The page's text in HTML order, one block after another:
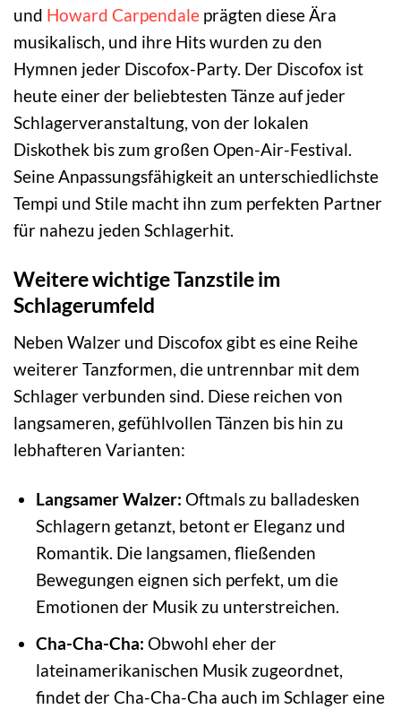
und Howard Carpendale prägten diese Ära
musikalisch, und ihre Hits wurden zu den
Hymnen jeder Discofox-Party. Der Discofox ist
heute einer der beliebtesten Tänze auf jeder
Schlagerveranstaltung, von der lokalen
Diskothek bis zum großen Open-Air-Festival.
Seine Anpassungsfähigkeit an unterschiedlichste
Tempi und Stile macht ihn zum perfekten Partner
für nahezu jeden Schlagerhit.
Weitere wichtige Tanzstile im
Schlagerumfeld
Neben Walzer und Discofox gibt es eine Reihe
weiterer Tanzformen, die untrennbar mit dem
Schlager verbunden sind. Diese reichen von
langsameren, gefühlvollen Tänzen bis hin zu
lebhafteren Varianten:
Langsamer Walzer: Oftmals zu balladesken
Schlagern getanzt, betont er Eleganz und
Romantik. Die langsamen, fließenden
Bewegungen eignen sich perfekt, um die
Emotionen der Musik zu unterstreichen.
Cha-Cha-Cha: Obwohl eher der
lateinamerikanischen Musik zugeordnet,
findet der Cha-Cha-Cha auch im Schlager eine